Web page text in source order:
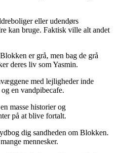
eller udendørs
kan bruge. Faktisk ville alt andet
er grå, men bag de grå
deres liv som Yasmin.
med lejligheder inde
en vandpibecafe.
masse historier og
på at blive fortalt.
dig sandheden om Blokken.
mennesker.